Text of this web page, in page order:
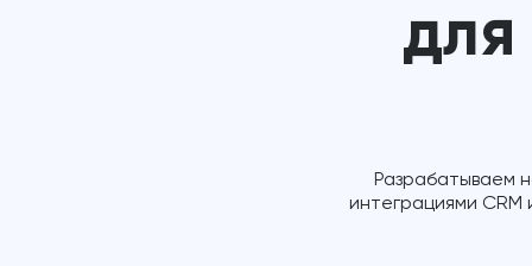
Разрабатываем
интеграциями